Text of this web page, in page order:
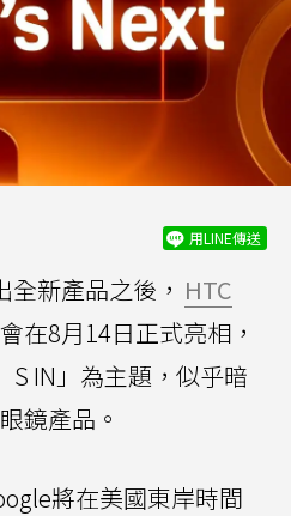
用LINE傳送
新產品之後， HTC
在8月14日正式亮相，
IN」為主題，似乎暗
鏡產品。
將在美國東岸時間